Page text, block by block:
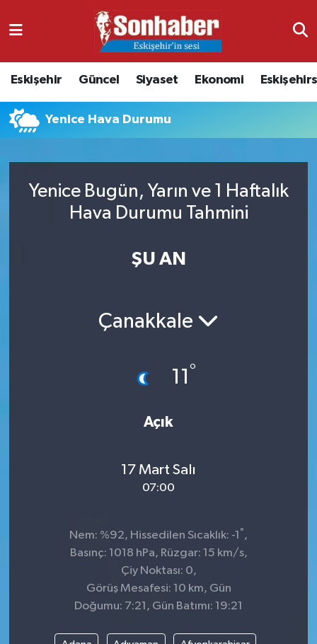
Eskişehir Güncel Siyaset Ekonomi
Yenice Hava Durumu
Yenice Bugün, Yarın ve 1 Haftalık
Hava Durumu Tahmini
ŞU AN
Çanakkale
11°
Açık
17 Mart Salı
07:00
Nem: %92, Hissedilen Sıcaklık: -1 ° ,
Basınç: 1018 hPa, Rüzgar: 15 km/s,
Çiy Noktası: 0,
Görüş Mesafesi: 10 km, Gün
Doğumu: 7:21, Gün Batımı: 19:21
Ekonomi
Güncel
Kültür & Sanat
Nöbetçi Eczaneler
Namaz Vakitleri
Trafik Durumu
Süper Lig Puan Durumu ve Fikstür
Son Dakika Haberleri